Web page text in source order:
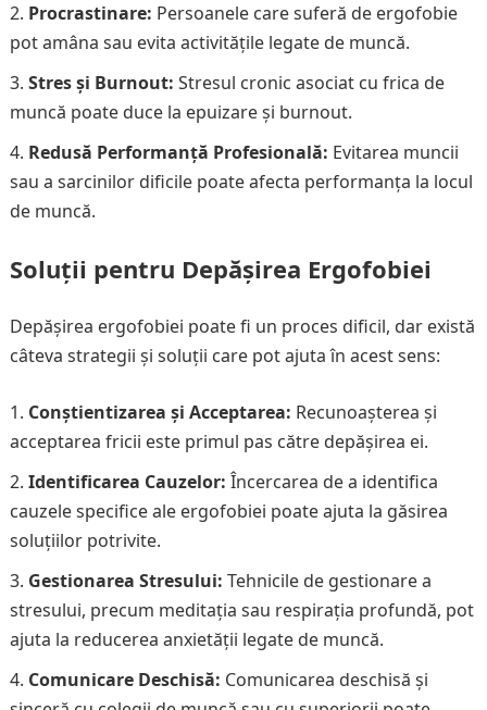
Procrastinare: Persoanele care suferă de ergofobie
pot amâna sau evita activitățile legate de muncă.
Stres și Burnout: Stresul cronic asociat cu frica de
muncă poate duce la epuizare și burnout.
Redusă Performanță Profesională: Evitarea muncii
sau a sarcinilor dificile poate afecta performanța la locul
de muncă.
Soluții pentru Depășirea Ergofobiei
Depășirea ergofobiei poate fi un proces dificil, dar există
câteva strategii și soluții care pot ajuta în acest sens:
Conștientizarea și Acceptarea: Recunoașterea și
acceptarea fricii este primul pas către depășirea ei.
Identificarea Cauzelor: Încercarea de a identifica
cauzele specifice ale ergofobiei poate ajuta la găsirea
soluțiilor potrivite.
Gestionarea Stresului: Tehnicile de gestionare a
stresului, precum meditația sau respirația profundă, pot
ajuta la reducerea anxietății legate de muncă.
Comunicare Deschisă: Comunicarea deschisă și